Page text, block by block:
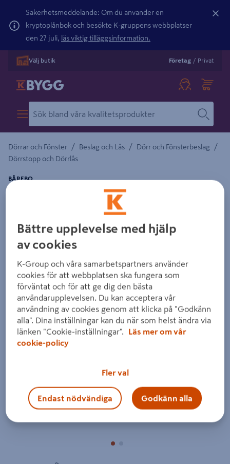
Säkerhetsmeddelande: Om du använder en
kryptoplånbok och besökte K-gruppens webbplatser
den 27 juli, läs viktig tilläggsinformation.
Välj butik Företag / Privat
Dörrar och Fönster / Beslag och Lås / Dörr och Fönsterbeslag /
Dörrstopp och Dörrlås
KASTHAKE BÅREBO SMIDD SV 100MM SB
BÅREBO
Detaljerad beskrivning finns i produktbeskrivningsområdet
Föregående Nästa
Bättre upplevelse med hjälp
av cookies
K-Group och våra samarbetspartners använder
cookies för att webbplatsen ska fungera som
förväntat och för att ge dig den bästa
användarupplevelsen. Du kan acceptera vår
användning av cookies genom att klicka på "Godkänn
alla". Dina inställningar kan du när som helst ändra via
länken "Cookie-inställningar".
Läs mer om vår
cookie-policy
Fler val
Endast nödvändiga Godkänn alla